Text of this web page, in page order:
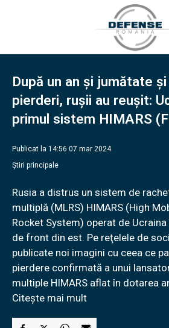
După un an și jumătate
pierderi, rușii au reușit:
primul sistem HIMARS
Publicat la 14:56 07 mar 2024
Știri principale
Rusia a distrus un sistem de
multiplă (MLRS) HIMARS (High
Rocket System) operat de
de front din est. Pe reţelele de
publicate noi imagini cu ceea ce
pierdere confirmată a unui
multiple HIMARS aflat în dotarea
Citește mai mult